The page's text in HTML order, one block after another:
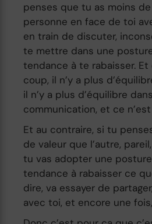
penses que tu as moins
personne en face de toi
en train de discuter,
te mettre dans une
tendance à te rabaisser.
coup, il n’y a plus
il n’y a plus d’équilibre
communication, et ce
Et au contraire, si tu
de valeur que l’autre,
tu vas adopter une
tendance à rabaisser ce
dire, va essayer de
avec toi, et encore une